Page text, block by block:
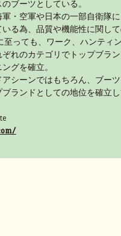
ブーツとしている。
・空軍や日本の一部自衛隊
る為、品質や機能性に関し
至っても、ワーク、ハンティン
ぞれのカテゴリでトップブラン
グを確立。
アシーンではもちろん、ブー
ブランドとしての地位を確立